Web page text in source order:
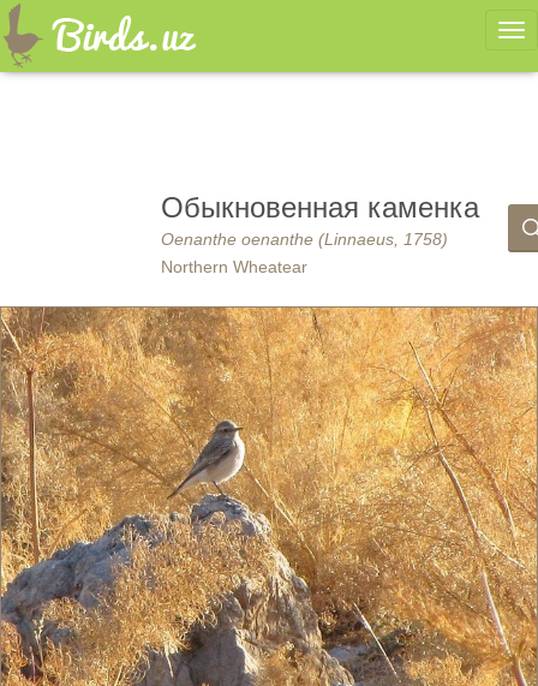
Обыкновенная каменка
Oenanthe oenanthe (Linnaeus, 1758)
Northern Wheatear